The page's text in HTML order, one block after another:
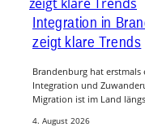
Integration in
zeigt klare Trends
Brandenburg hat erstmals
Integration und
Migration ist im Land
4. August 2026